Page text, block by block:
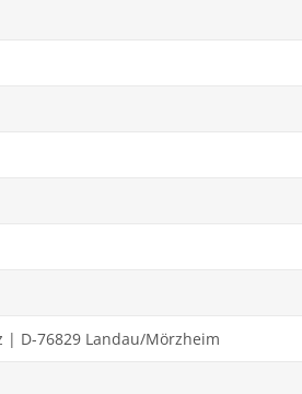
| D-76829 Landau/Mörzheim